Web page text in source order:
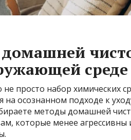
среде
просто набор химических
на осознанном подходе к
методы домашней
которые менее агрессивны